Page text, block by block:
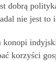
dobrą
nie jest to
korzyści